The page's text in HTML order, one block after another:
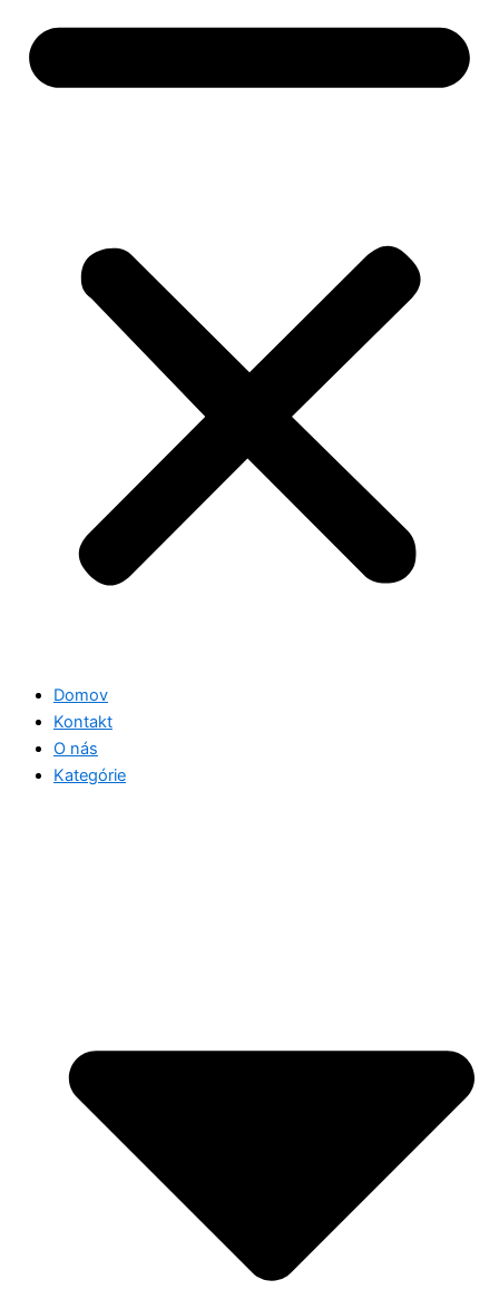
Domov
Kontakt
O nás
Kategórie